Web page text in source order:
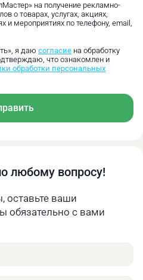
под конус Морзе №5
на низких оборотах
на получение рекламно-
о товарах, услугах, акциях,
и мероприятиях по телефону, email,
я даю согласие на обработку
что ознакомлен и
обработки персональных
любому вопросу!
оставьте ваши
обязательно с вами